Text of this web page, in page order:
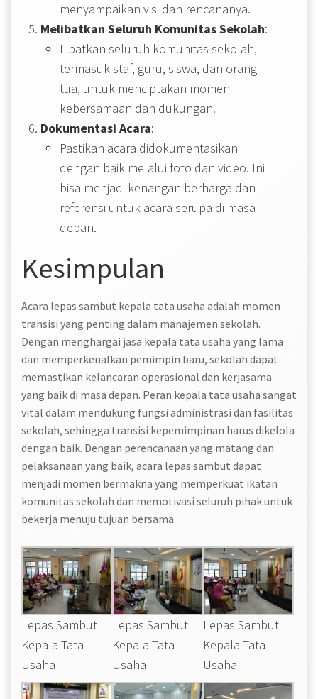
menyampaikan visi dan rencananya.
Melibatkan Seluruh Komunitas Sekolah:
Libatkan seluruh komunitas sekolah,
termasuk staf, guru, siswa, dan orang
tua, untuk menciptakan momen
kebersamaan dan dukungan.
Dokumentasi Acara:
Pastikan acara didokumentasikan
dengan baik melalui foto dan video. Ini
bisa menjadi kenangan berharga dan
referensi untuk acara serupa di masa
depan.
Kesimpulan
Acara lepas sambut kepala tata usaha adalah momen
transisi yang penting dalam manajemen sekolah.
Dengan menghargai jasa kepala tata usaha yang lama
dan memperkenalkan pemimpin baru, sekolah dapat
memastikan kelancaran operasional dan kerjasama
yang baik di masa depan. Peran kepala tata usaha sangat
vital dalam mendukung fungsi administrasi dan fasilitas
sekolah, sehingga transisi kepemimpinan harus dikelola
dengan baik. Dengan perencanaan yang matang dan
pelaksanaan yang baik, acara lepas sambut dapat
menjadi momen bermakna yang memperkuat ikatan
komunitas sekolah dan memotivasi seluruh pihak untuk
bekerja menuju tujuan bersama.
Lepas Sambut
Kepala Tata
Usaha
Lepas Sambut
Kepala Tata
Usaha
Lepas Sambut
Kepala Tata
Usaha